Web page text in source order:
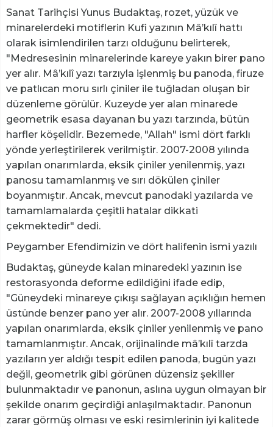
Sanat Tarihçisi Yunus Budaktaş, rozet, yüzük ve
minarelerdeki motiflerin Kufi yazının Mâ’kılî hattı
olarak isimlendirilen tarzı olduğunu belirterek,
"Medresesinin minarelerinde kareye yakın birer pano
yer alır. Mâ’kılî yazı tarzıyla işlenmiş bu panoda, firuze
ve patlıcan moru sırlı çiniler ile tuğladan oluşan bir
düzenleme görülür. Kuzeyde yer alan minarede
geometrik esasa dayanan bu yazı tarzında, bütün
harfler köşelidir. Bezemede, "Allah" ismi dört farklı
yönde yerleştirilerek verilmiştir. 2007-2008 yılında
yapılan onarımlarda, eksik çiniler yenilenmiş, yazı
panosu tamamlanmış ve sırı dökülen çiniler
boyanmıştır. Ancak, mevcut panodaki yazılarda ve
tamamlamalarda çeşitli hatalar dikkati
çekmektedir" dedi.
Peygamber Efendimizin ve dört halifenin ismi yazılı
Budaktaş, güneyde kalan minaredeki yazının ise
restorasyonda deforme edildiğini ifade edip,
"Güneydeki minareye çıkışı sağlayan açıklığın hemen
üstünde benzer pano yer alır. 2007-2008 yıllarında
yapılan onarımlarda, eksik çiniler yenilenmiş ve pano
tamamlanmıştır. Ancak, orijinalinde mâ’kılî tarzda
yazıların yer aldığı tespit edilen panoda, bugün yazı
değil, geometrik gibi görünen düzensiz şekiller
bulunmaktadır ve panonun, aslına uygun olmayan bir
şekilde onarım geçirdiği anlaşılmaktadır. Panonun
zarar görmüş olması ve eski resimlerinin iyi kalitede